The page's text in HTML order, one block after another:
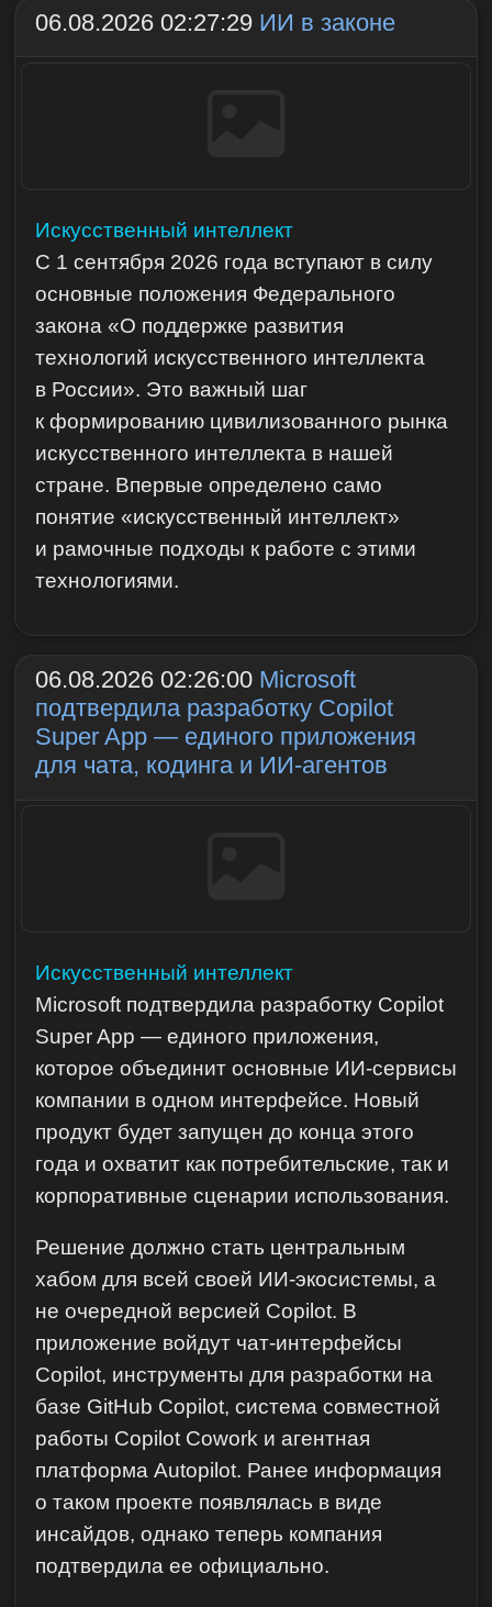
06.08.2026 02:27:29 ИИ в законе
Искусственный интеллект
С 1 сентября 2026 года вступают в силу
основные положения Федерального
закона «О поддержке развития
технологий искусственного интеллекта
в России». Это важный шаг
к формированию цивилизованного рынка
искусственного интеллекта в нашей
стране. Впервые определено само
понятие «искусственный интеллект»
и рамочные подходы к работе с этими
технологиями.
06.08.2026 02:26:00 Microsoft
подтвердила разработку Copilot
Super App — единого приложения
для чата, кодинга и ИИ-агентов
Искусственный интеллект
Microsoft подтвердила разработку Copilot
Super App — единого приложения,
которое объединит основные ИИ-сервисы
компании в одном интерфейсе. Новый
продукт будет запущен до конца этого
года и охватит как потребительские, так и
корпоративные сценарии использования.
Решение должно стать центральным
хабом для всей своей ИИ-экосистемы, а
не очередной версией Copilot. В
приложение войдут чат-интерфейсы
Copilot, инструменты для разработки на
базе GitHub Copilot, система совместной
работы Copilot Cowork и агентная
платформа Autopilot. Ранее информация
о таком проекте появлялась в виде
инсайдов, однако теперь компания
подтвердила ее официально.